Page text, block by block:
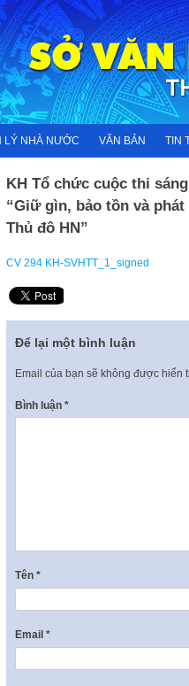
LÝ NHÀ NƯỚC VĂN BẢN TIN
KH Tổ chức cuộc thi
“Giữ gìn, bảo tồn và
Thủ đô HN”
CV 294 KH-SVHTT_1_signed
Để lại một bình luận
Email của bạn sẽ không được hiển
Bình luận *
Tên *
Email *